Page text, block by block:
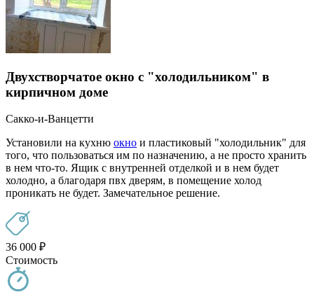
Двухстворчатое окно с "холодильником" в
кирпичном доме
Сакко-и-Ванцетти
Установили на кухню окно и пластиковый "холодильник" для
того, что пользоваться им по назначению, а не просто хранить
в нем что-то. Ящик с внутренней отделкой и в нем будет
холодно, а благодаря пвх дверям, в помещение холод
проникать не будет. Замечательное решение.
36 000 ₽
Стоимость